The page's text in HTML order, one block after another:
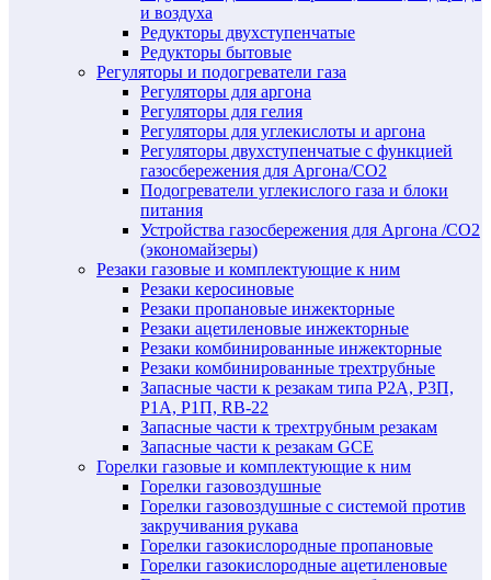
и воздуха
Редукторы двухступенчатые
Редукторы бытовые
Регуляторы и подогреватели газа
Регуляторы для аргона
Регуляторы для гелия
Регуляторы для углекислоты и аргона
Регуляторы двухступенчатые c функцией
газосбережения для Аргона/СО2
Подогреватели углекислого газа и блоки
питания
Устройства газосбережения для Аргона /СО2
(экономайзеры)
Резаки газовые и комплектующие к ним
Резаки керосиновые
Резаки пропановые инжекторные
Резаки ацетиленовые инжекторные
Резаки комбинированные инжекторные
Резаки комбинированные трехтрубные
Запасные части к резакам типа Р2А, Р3П,
Р1А, Р1П, RB-22
Запасные части к трехтрубным резакам
Запасные части к резакам GCE
Горелки газовые и комплектующие к ним
Горелки газовоздушные
Горелки газовоздушные с системой против
закручивания рукава
Горелки газокислородные пропановые
Горелки газокислородные ацетиленовые